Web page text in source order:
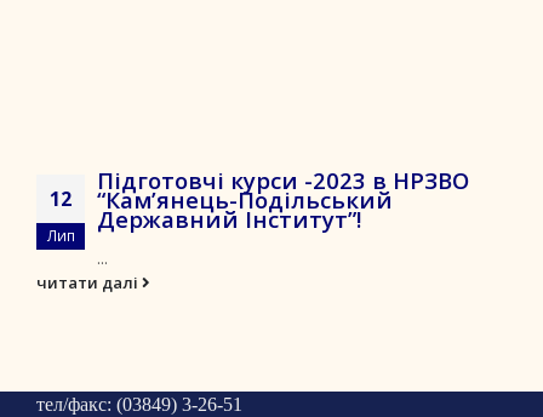
12
Лип
Підготовчі курси -2023 в НРЗВО
“Кам’янець-Подільський
Державний Інститут”!
...
читати далі
тел/факс: (03849) 3-26-51